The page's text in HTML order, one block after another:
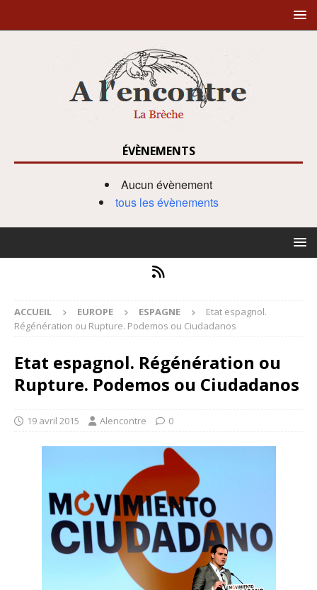
ÉVÈNEMENTS
Aucun évènement
tous les évènements
ACCUEIL EUROPE ESPAGNE
Etat espagnol.
Régénération ou Rupture. Podemos ou Ciudadanos
Etat espagnol. Régénération ou
Rupture. Podemos ou Ciudadanos
19 avril 2015 Alencontre 0